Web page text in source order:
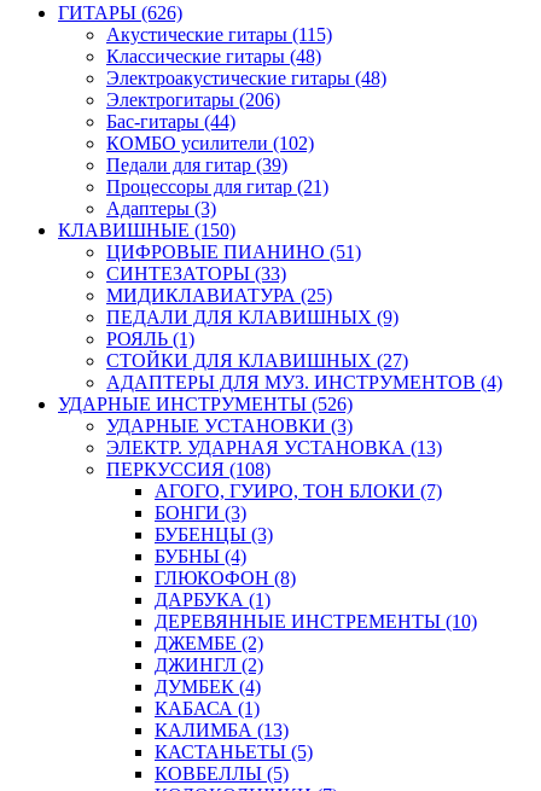
ГИТАРЫ (626)
Акустические гитары (115)
Классические гитары (48)
Электроакустические гитары (48)
Электрогитары (206)
Бас-гитары (44)
КОМБО усилители (102)
Педали для гитар (39)
Процессоры для гитар (21)
Адаптеры (3)
КЛАВИШНЫЕ (150)
ЦИФРОВЫЕ ПИАНИНО (51)
СИНТЕЗАТОРЫ (33)
МИДИКЛАВИАТУРА (25)
ПЕДАЛИ ДЛЯ КЛАВИШНЫХ (9)
РОЯЛЬ (1)
СТОЙКИ ДЛЯ КЛАВИШНЫХ (27)
АДАПТЕРЫ ДЛЯ МУЗ. ИНСТРУМЕНТОВ (4)
УДАРНЫЕ ИНСТРУМЕНТЫ (526)
УДАРНЫЕ УСТАНОВКИ (3)
ЭЛЕКТР. УДАРНАЯ УСТАНОВКА (13)
ПЕРКУССИЯ (108)
АГОГО, ГУИРО, ТОН БЛОКИ (7)
БОНГИ (3)
БУБЕНЦЫ (3)
БУБНЫ (4)
ГЛЮКОФОН (8)
ДАРБУКА (1)
ДЕРЕВЯННЫЕ ИНСТРЕМЕНТЫ (10)
ДЖЕМБЕ (2)
ДЖИНГЛ (2)
ДУМБЕК (4)
КАБАСА (1)
КАЛИМБА (13)
КАСТАНЬЕТЫ (5)
КОВБЕЛЛЫ (5)